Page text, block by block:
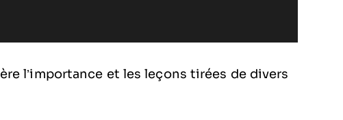
l’importance et les leçons tirées de divers